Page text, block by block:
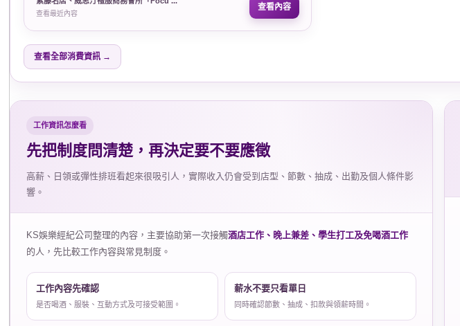
查看最近內容
查看內容
查看全部消費資訊 →
工作資訊怎麼看
先把制度問清楚，再決定要不要應徵
高薪、日領或彈性排班看起來很吸引人，實際收入仍會受到店型、節數、抽成、出勤及個人條件影
響。
KS娛樂經紀公司整理的內容，主要協助第一次接觸酒店工作、晚上兼差、學生打工及免喝酒工作
的人，先比較工作內容與常見制度。
工作內容先確認
是否喝酒、服裝、互動方式及可接受範圍。
薪水不要只看單日
同時確認節數、抽成、扣款與領薪時間。